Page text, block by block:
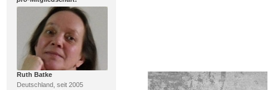
Ruth Batke
Deutschland, seit 2005